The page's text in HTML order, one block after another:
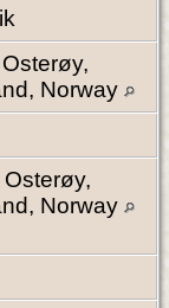
Norway
Norway